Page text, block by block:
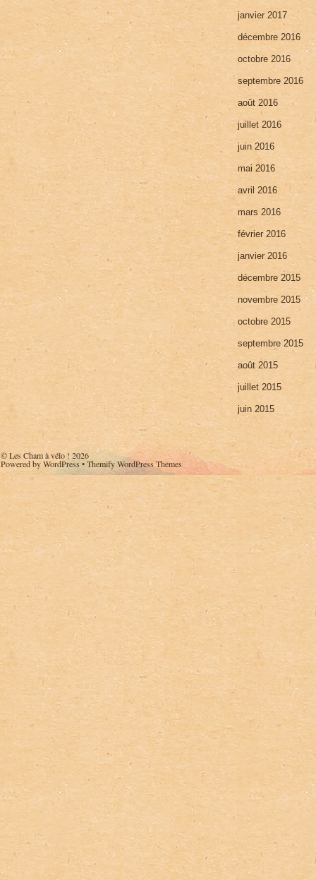
janvier 2017
décembre 2016
octobre 2016
septembre 2016
août 2016
juillet 2016
juin 2016
mai 2016
avril 2016
mars 2016
février 2016
janvier 2016
décembre 2015
novembre 2015
octobre 2015
septembre 2015
août 2015
juillet 2015
juin 2015
©Les Cham à vélo !2026
Powered byWordPress•Themify WordPress Themes